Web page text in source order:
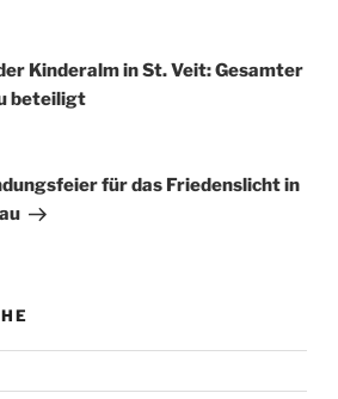
Kinderalm in St. Veit: Gesamter
beteiligt
für das Friedenslicht in